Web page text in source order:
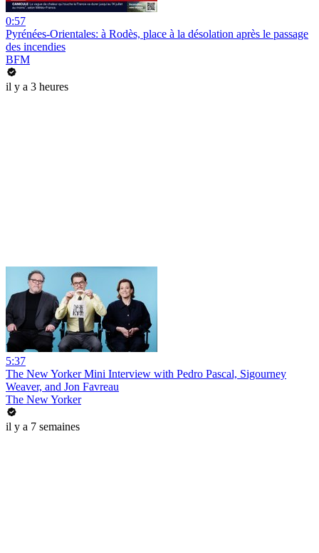
0:57
Pyrénées-Orientales: à Rodès, place à la désolation après le passage
des incendies
BFM
il y a 3 heures
5:37
The New Yorker Mini Interview with Pedro Pascal, Sigourney
Weaver, and Jon Favreau
The New Yorker
il y a 7 semaines